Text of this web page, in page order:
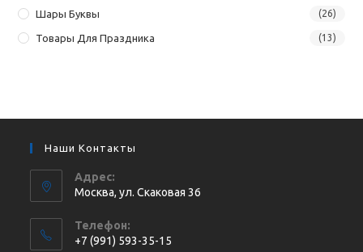
Шары Буквы (26)
Товары Для Праздника (13)
Наши Контакты
Адрес:
Москва, ул. Cкаковая 36
Телефон:
+7 (991) 593-35-15